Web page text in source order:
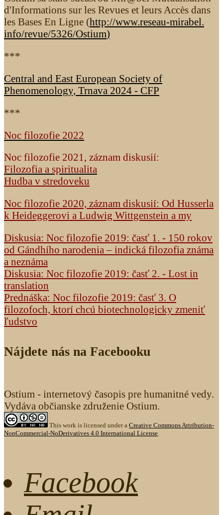
d'Informations sur les Revues et leurs Accès dans
les Bases En Ligne (http://www.reseau-mirabel.
info/revue/5326/Ostium)
***
Central and East European Society of
Phenomenology, Trnava 2024 - CFP
***
Noc filozofie 2022
Noc filozofie 2021, záznam diskusií:
Filozofia a spiritualita
Hudba v stredoveku
Noc filozofie 2020, záznam diskusií: Od Husserla
k Heideggerovi a Ludwig Wittgenstein a my
Diskusia: Noc filozofie 2019: časť 1. - 150 rokov
od Gándhího narodenia – indická filozofia známa
a neznáma
Diskusia: Noc filozofie 2019: časť 2. - Lost in
translation
Prednáška: Noc filozofie 2019: časť 3. O
filozofoch, ktorí chcú biotechnologicky zmeniť
ľudstvo
Nájdete nás na Facebooku
Ostium - internetový časopis pre humanitné vedy.
Vydáva občianske združenie Ostium.
This work is licensed under a Creative Commons Attribution-
NonCommercial-NoDerivatives 4.0 International License.
Facebook